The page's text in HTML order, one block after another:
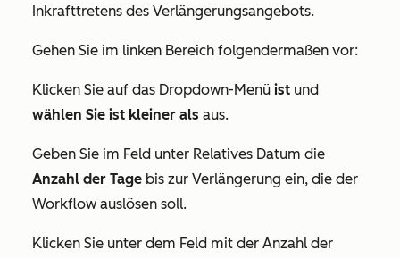
Inkrafttretens des Verlängerungsangebots.
Gehen Sie im linken Bereich folgendermaßen vor:
Klicken Sie auf das Dropdown-Menü ist und
wählen Sie ist kleiner als aus.
Geben Sie im Feld unter Relatives Datum die
Anzahl der Tage bis zur Verlängerung ein, die der
Workflow auslösen soll.
Klicken Sie unter dem Feld mit der Anzahl der